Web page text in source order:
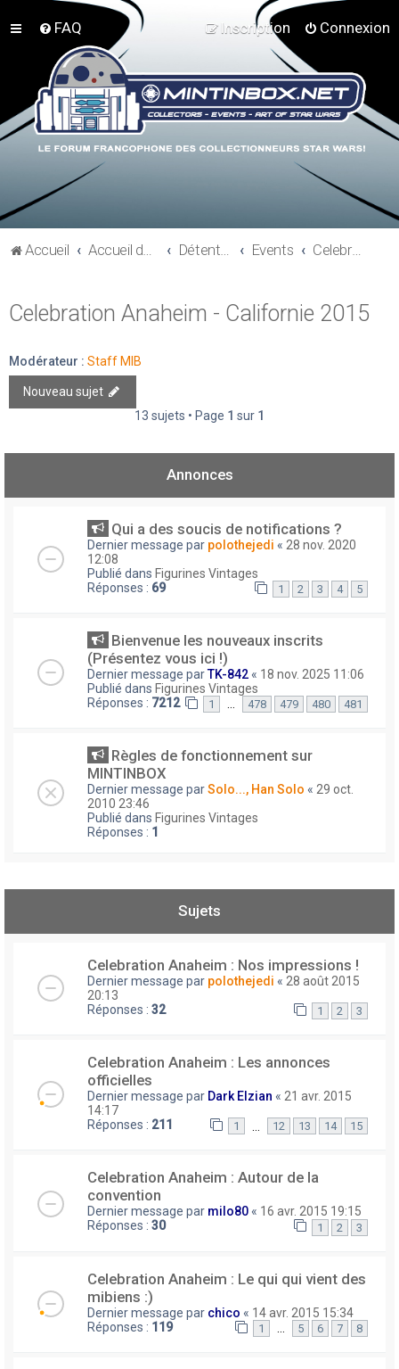
FAQ Connexion
Inscription
Accueil Accueil du forum Détente et communauté Mint In Box Events Celebration Anaheim - Californie 2015
Celebration Anaheim - Californie 2015
Modérateur : Staff MIB
Nouveau sujet
13 sujets • Page 1 sur 1
Annonces
Qui a des soucis de notifications ?
Dernier message par polothejedi « 28 nov. 2020
12:08
Publié dans Figurines Vintages
Réponses : 69 1 2 3 4 5
Bienvenue les nouveaux inscrits
(Présentez vous ici !)
Dernier message parTK-842 « 18 nov. 2025 11:06
Publié dans Figurines Vintages
Réponses : 7212 1 … 478 479 480 481
Règles de fonctionnement sur
MINTINBOX
Dernier message parSolo..., Han Solo « 29 oct.
2010 23:46
Publié dans Figurines Vintages
Réponses : 1
Sujets
Celebration Anaheim : Nos impressions !
Dernier message par polothejedi « 28 août 2015
20:13
Réponses : 32 1 2 3
Celebration Anaheim : Les annonces
officielles
Dernier message par Dark Elzian « 21 avr. 2015
14:17
Réponses : 211 1 12 13 14 15
Celebration Anaheim : Autour de la
convention
Dernier message par milo80 « 16 avr. 2015 19:15
Réponses : 30 1 2 3
Celebration Anaheim : Le qui qui vient des
mibiens :)
Dernier message par chico « 14 avr. 2015 15:34
Réponses : 119 1 5 6 7 8